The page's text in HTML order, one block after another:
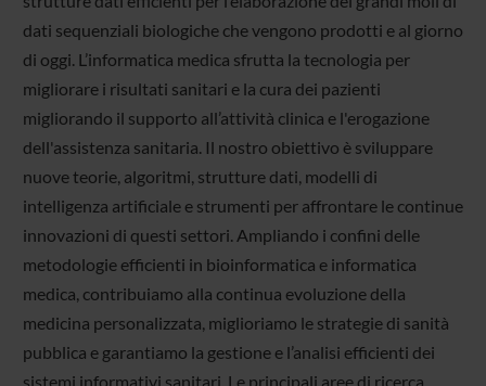
dati sequenziali biologiche che vengono prodotti e al giorno
di oggi. L’informatica medica sfrutta la tecnologia per
migliorare i risultati sanitari e la cura dei pazienti
migliorando il supporto all’attività clinica e l'erogazione
dell'assistenza sanitaria. Il nostro obiettivo è sviluppare
nuove teorie, algoritmi, strutture dati, modelli di
intelligenza artificiale e strumenti per affrontare le continue
innovazioni di questi settori. Ampliando i confini delle
metodologie efficienti in bioinformatica e informatica
medica, contribuiamo alla continua evoluzione della
medicina personalizzata, miglioriamo le strategie di sanità
pubblica e garantiamo la gestione e l’analisi efficienti dei
sistemi informativi sanitari. Le principali aree di ricerca